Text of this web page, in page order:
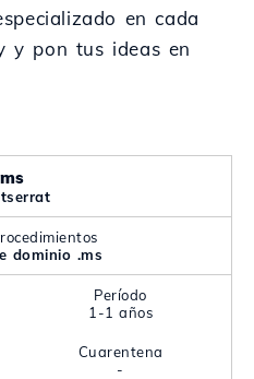
en cada
y pon tus ideas en
dominio .ms
Período
1-1 años
Cuarentena
-